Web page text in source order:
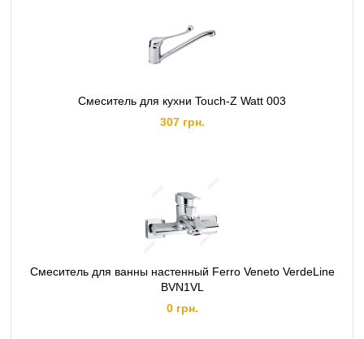
Смеситель для кухни Touch-Z Watt 003
307 грн.
Смеситель для ванны настенный Ferro Veneto VerdeLine
BVN1VL
0 грн.